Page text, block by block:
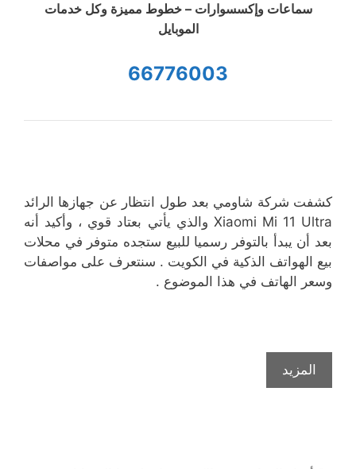
سماعات وإكسسوارات – خطوط مميزة وكل خدمات
الموبايل
66776003
كشفت شركة شاومي بعد طول انتظار عن جهازها الرائد
Xiaomi Mi 11 Ultra والذي يأتي بعتاد قوي ، وأكيد أنه
بعد أن يبدأ بالتوفر رسميا للبيع ستجده متوفر في محلات
بيع الهواتف الذكية في الكويت . سنتعرف على مواصفات
وسعر الهاتف في هذا الموضوع .
المزيد